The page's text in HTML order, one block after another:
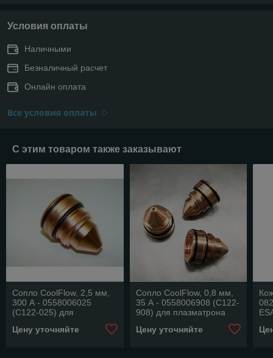
Условия оплаты
Наличными
Безналичный расчет
Онлайн оплата
Все условия оплаты
С этим товаром также заказывают
Сопло CoolFlow, 2,5 мм,
300 А - 0558006025
(C122-025) для
плазматрона ESAB PT-36
Цену уточняйте
Сопло CoolFlow, 0,8 мм,
35 А - 0558006908 (C122-
908) для плазматрона
Цену уточняйте